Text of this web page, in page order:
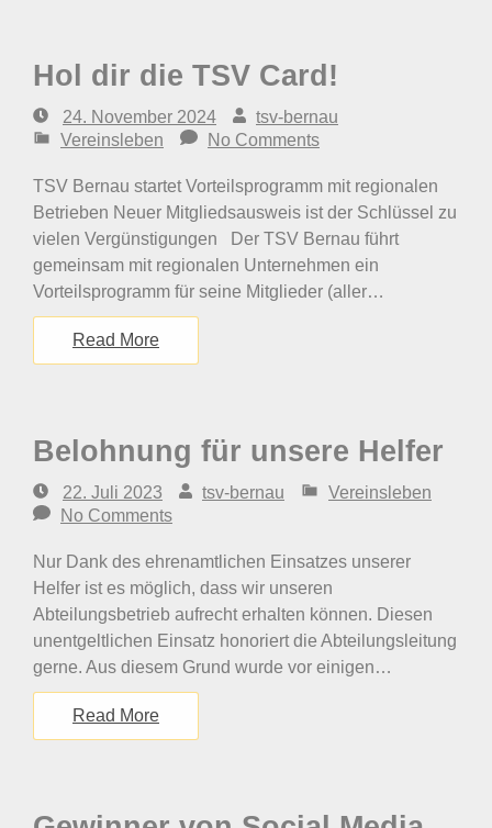
Hol dir die TSV Card!
24. November 2024
tsv-bernau
Vereinsleben
No Comments
TSV Bernau startet Vorteilsprogramm mit regionalen
Betrieben Neuer Mitgliedsausweis ist der Schlüssel zu
vielen Vergünstigungen Der TSV Bernau führt
gemeinsam mit regionalen Unternehmen ein
Vorteilsprogramm für seine Mitglieder (aller…
Read More
Belohnung für unsere Helfer
22. Juli 2023 tsv-bernau
Vereinsleben
No Comments
Nur Dank des ehrenamtlichen Einsatzes unserer
Helfer ist es möglich, dass wir unseren
Abteilungsbetrieb aufrecht erhalten können. Diesen
unentgeltlichen Einsatz honoriert die Abteilungsleitung
gerne. Aus diesem Grund wurde vor einigen…
Read More